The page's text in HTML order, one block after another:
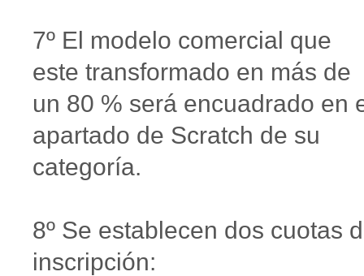
7º El modelo comercial que
este transformado en más de
un 80 % será encuadrado en
apartado de Scratch de su
categoría.
8º Se establecen dos cuotas
inscripción: